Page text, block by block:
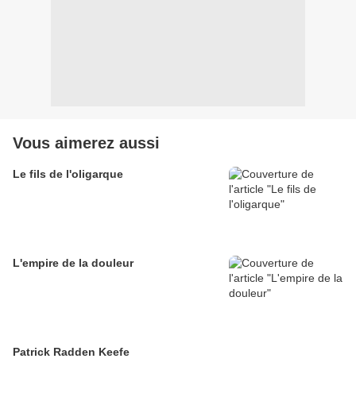
Vous aimerez aussi
Le fils de l'oligarque
L'empire de la douleur
Patrick Radden Keefe